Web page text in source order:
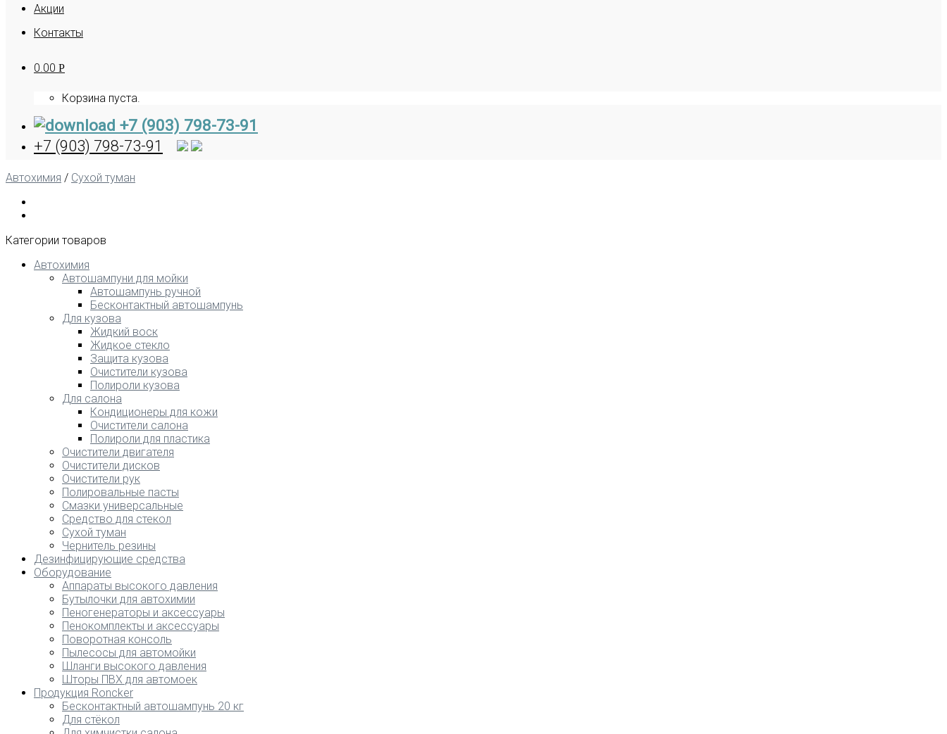
Акции
Контакты
0.00 Р
Корзина пуста.
+7 (903) 798-73-91
+7 (903) 798-73-91
Автохимия / Сухой туман
Категории товаров
Автохимия
Автошампуни для мойки
Автошампунь ручной
Бесконтактный автошампунь
Для кузова
Жидкий воск
Жидкое стекло
Защита кузова
Очистители кузова
Полироли кузова
Для салона
Кондиционеры для кожи
Очистители салона
Полироли для пластика
Очистители двигателя
Очистители дисков
Очистители рук
Полировальные пасты
Смазки универсальные
Средство для стекол
Сухой туман
Чернитель резины
Дезинфицирующие средства
Оборудование
Аппараты высокого давления
Бутылочки для автохимии
Пеногенераторы и аксессуары
Пенокомплекты и аксессуары
Поворотная консоль
Пылесосы для автомойки
Шланги высокого давления
Шторы ПВХ для автомоек
Продукция Roncker
Бесконтактный автошампунь 20 кг
Для стёкол